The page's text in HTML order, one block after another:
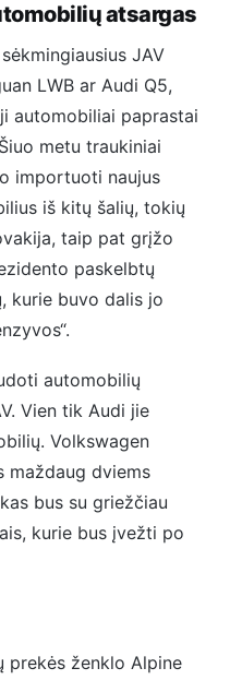
atsargas
JAV
LWB ar Audi Q5,
automobiliai paprastai
metu traukiniai
importuoti naujus
iš kitų šalių, tokių
taip pat grįžo
paskelbtų
kurie buvo dalis jo
automobilių
Vien tik Audi jie
Volkswagen
maždaug dviems
bus su griežčiau
kurie bus įvežti po
prekės ženklo Alpine